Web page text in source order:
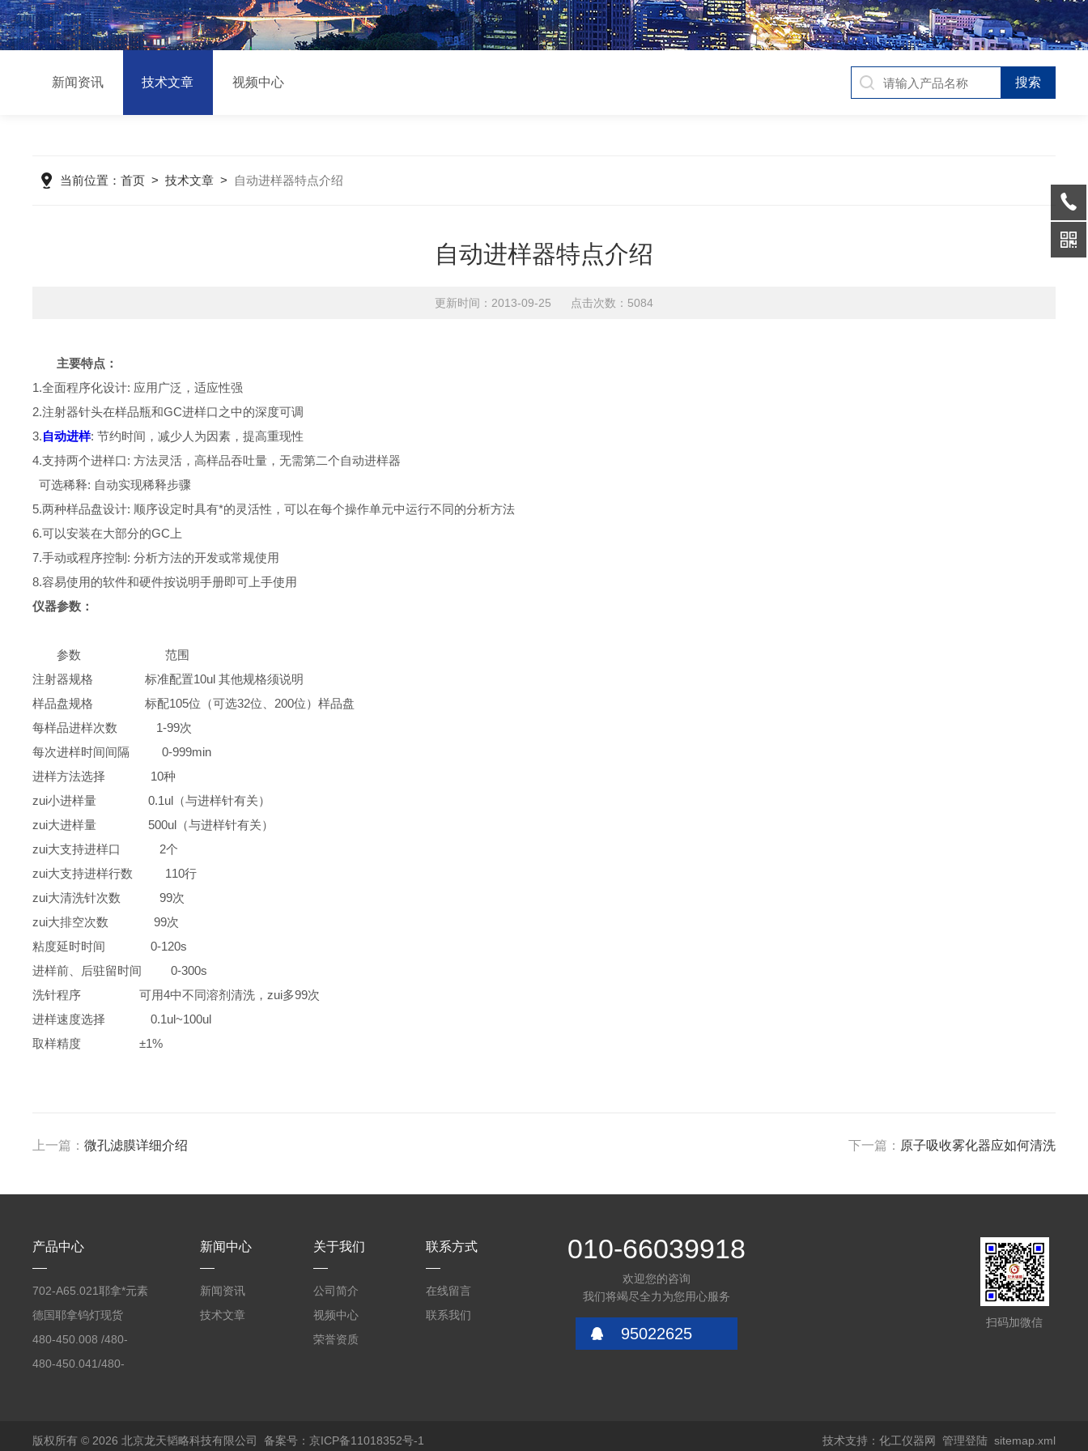
新闻资讯 技术文章 视频中心
当前位置：首页 >技术文章 > 自动进样器特点介绍
自动进样器特点介绍
更新时间：2013-09-25 点击次数：5084
主要特点：
1.全面程序化设计: 应用广泛，适应性强
2.注射器针头在样品瓶和GC进样口之中的深度可调
3.自动进样: 节约时间，减少人为因素，提高重现性
4.支持两个进样口: 方法灵活，高样品吞吐量，无需第二个自动进样器
可选稀释: 自动实现稀释步骤
5.两种样品盘设计: 顺序设定时具有*的灵活性，可以在每个操作单元中运行不同的分析方法
6.可以安装在大部分的GC上
7.手动或程序控制: 分析方法的开发或常规使用
8.容易使用的软件和硬件按说明手册即可上手使用
仪器参数：
参数 范围
注射器规格 标准配置10ul 其他规格须说明
样品盘规格 标配105位（可选32位、200位）样品盘
每样品进样次数 1-99次
每次进样时间间隔 0-999min
进样方法选择 10种
zui小进样量 0.1ul（与进样针有关）
zui大进样量 500ul（与进样针有关）
zui大支持进样口 2个
zui大支持进样行数 110行
zui大清洗针次数 99次
zui大排空次数 99次
粘度延时时间 0-120s
进样前、后驻留时间 0-300s
洗针程序 可用4中不同溶剂清洗，zui多99次
进样速度选择 0.1ul~100ul
取样精度 ±1%
上一篇：微孔滤膜详细介绍 下一篇： 原子吸收雾化器应如何清洗
产品中心
702-A65.021耶拿*元素
分析仪反应罐
德国耶拿钨灯现货
480-450.008 /480-
450.008C耶拿镉Cd空
480-450.041/480-
包邮
新闻中心
新闻资讯
技术文章
关于我们
公司简介
视频中心
荣誉资质
联系方式
在线留言
联系我们
010-66039918
欢迎您的咨询
我们将竭尽全力为您用心服务
95022625
扫码加微信
版权所有 © 2026 北京龙天韬略科技有限公司备案号：京ICP备11018352号-1 技术支持： 化工仪器网 管理登陆 sitemap.xml